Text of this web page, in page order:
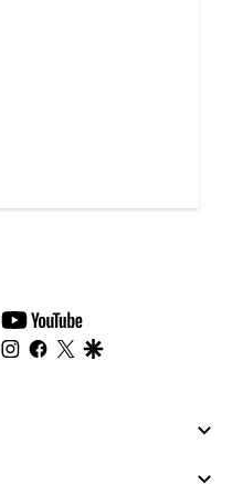
youtube-
footer
instagram
facebook
twitter